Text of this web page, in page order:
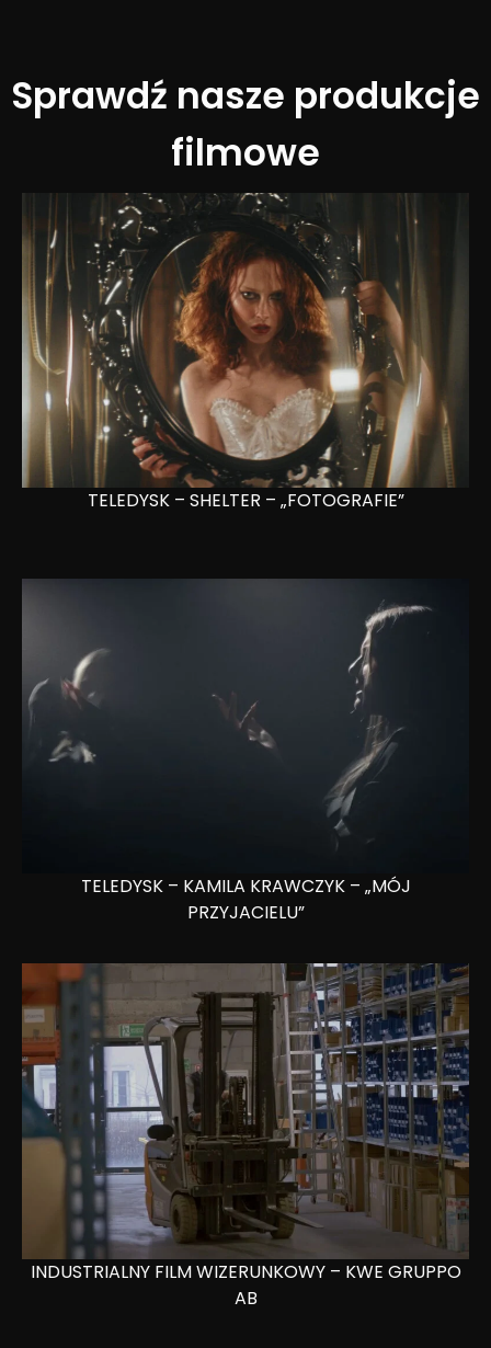
Sprawdź nasze produkcje
filmowe
TELEDYSK – SHELTER – „FOTOGRAFIE”
TELEDYSK – KAMILA KRAWCZYK – „MÓJ
PRZYJACIELU”
INDUSTRIALNY FILM WIZERUNKOWY – KWE GRUPPO
AB